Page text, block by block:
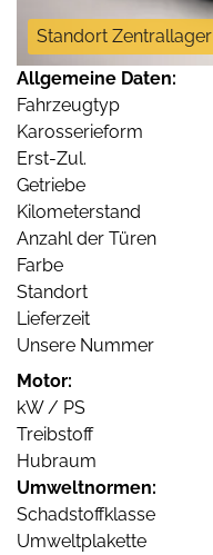
Standort Zentrallager
Allgemeine Daten:
Fahrzeugtyp
Karosserieform
Erst-Zul.
Getriebe
Kilometerstand
Anzahl der Türen
Farbe
Standort
Lieferzeit
Unsere Nummer
Motor:
kW / PS
Treibstoff
Hubraum
Umweltnormen:
Schadstoffklasse
Umweltplakette